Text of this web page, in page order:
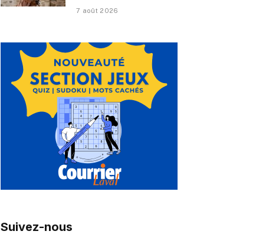
7 août 2026
Suivez-nous